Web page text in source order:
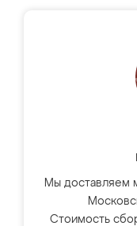
Мы доставляем
Стоимость